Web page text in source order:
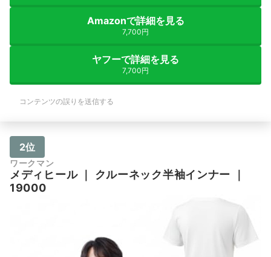
Amazonで詳細を見る
7,700円
ヤフーで詳細を見る
7,700円
コンテンツの誤りを送信する
2位
ワークマン
メディヒール｜ クルーネック半袖インナー
19000